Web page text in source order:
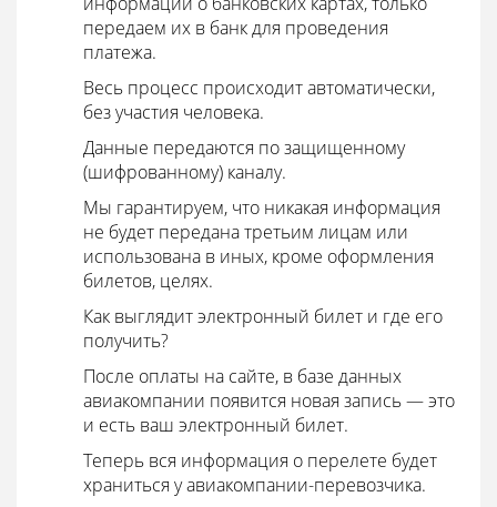
передаем их в банк для проведения
платежа.
Весь процесс происходит автоматически,
без участия человека.
Данные передаются по защищенному
(шифрованному) каналу.
Мы гарантируем, что никакая информация
не будет передана третьим лицам или
использована в иных, кроме оформления
билетов, целях.
Как выглядит электронный билет и где его
получить?
После оплаты на сайте, в базе данных
авиакомпании появится новая запись — это
и есть ваш электронный билет.
Теперь вся информация о перелете будет
храниться у авиакомпании-перевозчика.